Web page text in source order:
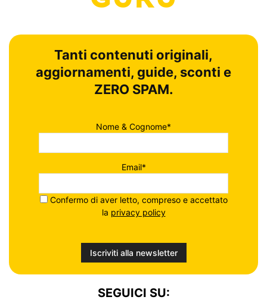
Tanti contenuti originali,
aggiornamenti, guide, sconti e
ZERO SPAM.
Nome & Cognome*
Email*
Confermo di aver letto, compreso e accettato
la privacy policy
SEGUICI SU: